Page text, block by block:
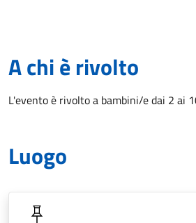
A chi è rivolto
L'evento è rivolto a bambini/e dai 2 ai
Luogo